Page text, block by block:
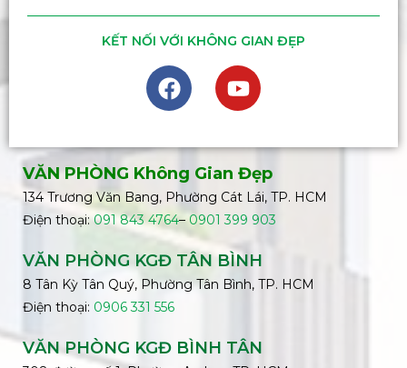
KẾT NỐI VỚI KHÔNG GIAN ĐẸP
VĂN PHÒNG Không Gian Đẹp
134 Trương Văn Bang, Phường Cát Lái, TP. HCM
Điện thoại: 091 843 4764– 0901 399 903
VĂN PHÒNG KGĐ TÂN BÌNH
8 Tân Kỳ Tân Quý, Phường Tân Bình, TP. HCM
Điện thoại: 0906 331 556
VĂN PHÒNG KGĐ BÌNH TÂN